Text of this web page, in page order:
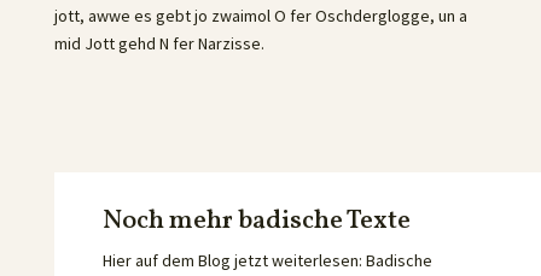
jott, awwe es gebt jo zwaimol O fer Oschderglogge, un a
mid Jott gehd N fer Narzisse.
Noch mehr badische Texte
Hier auf dem Blog jetzt weiterlesen: Badische